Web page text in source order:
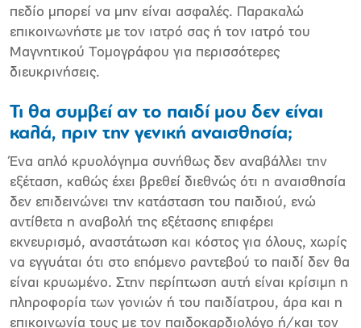
πεδίο μπορεί να μην είναι ασφαλές. Παρακαλώ
επικοινωνήστε με τον ιατρό σας ή τον ιατρό του
Μαγνητικού Τομογράφου για περισσότερες
διευκρινήσεις.
Τι θα συμβεί αν το παιδί μου δεν είναι
καλά, πριν την γενική αναισθησία;
Ένα απλό κρυολόγημα συνήθως δεν αναβάλλει την
εξέταση, καθώς έχει βρεθεί διεθνώς ότι η αναισθησία
δεν επιδεινώνει την κατάσταση του παιδιού, ενώ
αντίθετα η αναβολή της εξέτασης επιφέρει
εκνευρισμό, αναστάτωση και κόστος για όλους, χωρίς
να εγγυάται ότι στο επόμενο ραντεβού το παιδί δεν θα
είναι κρυωμένο. Στην περίπτωση αυτή είναι κρίσιμη η
πληροφορία των γονιών ή του παιδίατρου, άρα και η
επικοινωνία τους με τον παιδοκαρδιολόγο ή/και τον